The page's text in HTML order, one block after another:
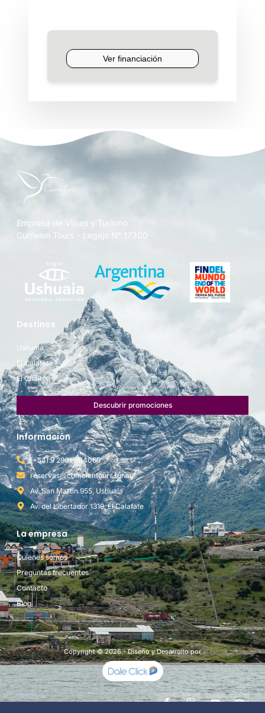
Empresa de Viajes y Turismo
Cumelen Tours – Legajo N° 17300
Destinos
Ushuaia
El Calafate
El Chaltén
Descubrir promociones
Información
(+54) 9 2901 604069
reservas@cumelentours.tur.ar
Av. San Martín 955, Ushuaia
Av. del Libertador 1319, El Calafate
La empresa
Quienes somos
Preguntas frecuentes
Contacto
Blog
Copyright © 2026 - Diseño y Desarrollo por